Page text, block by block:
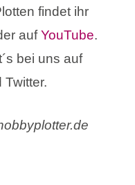
findet ihr
aufYouTube.
bei uns auf
Twitter.